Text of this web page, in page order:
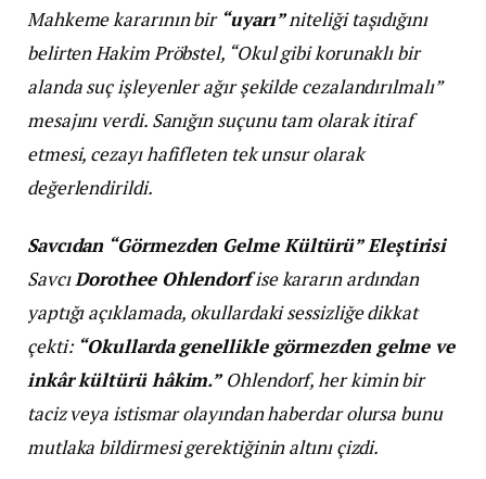
Mahkeme kararının bir “uyarı”niteliği taşıdığını
belirten Hakim Pröbstel, “Okul gibi korunaklı bir
alanda suç işleyenler ağır şekilde cezalandırılmalı”
mesajını verdi. Sanığın suçunu tam olarak itiraf
etmesi, cezayı hafifleten tek unsur olarak
değerlendirildi.
Savcıdan “Görmezden Gelme Kültürü” Eleştirisi
SavcıDorothee Ohlendorfise kararın ardından
yaptığı açıklamada, okullardaki sessizliğe dikkat
çekti: “Okullarda genellikle görmezden gelme ve
inkâr kültürü hâkim.”Ohlendorf, her kimin bir
taciz veya istismar olayından haberdar olursa bunu
mutlaka bildirmesi gerektiğinin altını çizdi.